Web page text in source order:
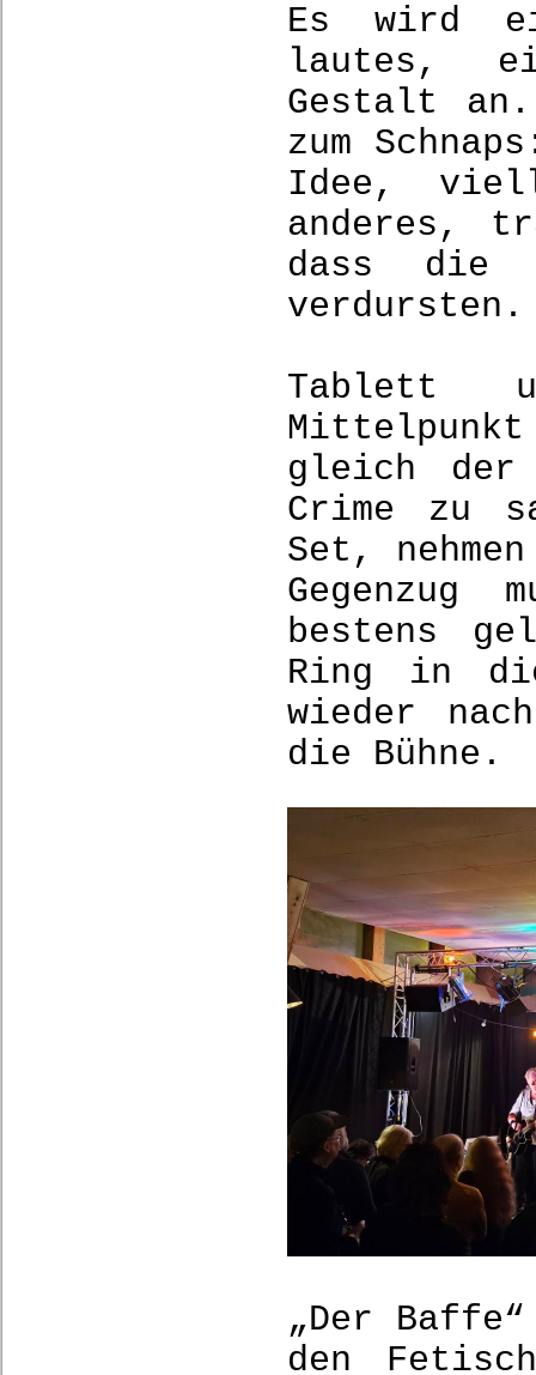
Es wird
lautes, ein
Gestalt
zum
Idee,
anderes,
dass die
Tablett
gleich der
Crime zu
Set,
Gegenzug
bestens
Ring in die
wieder
die Bühne.
„Der
den